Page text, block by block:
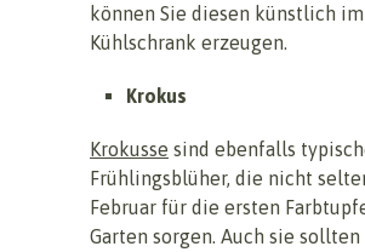
können Sie diesen künstlich im
Kühlschrank erzeugen.
Krokus
Krokusse sind ebenfalls
Frühlingsblüher, die nicht
Februar für die ersten
Garten sorgen. Auch sie